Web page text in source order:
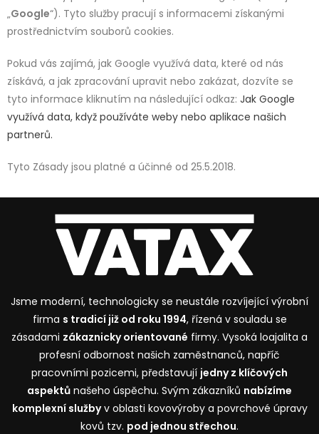
„Google“). Tyto služby pracují s informacemi získanými
prostřednictvím souborů cookies.
Pokud vás zajímá, jak Google využívá data, které od nás
získává, a jak zpracování upravit nebo zakázat, dozvíte se
tyto informace kliknutím na následující odkaz: Jak Google
využívá data, když používáte weby nebo aplikace našich
partnerů.
Tyto Zásady jsou platné a účinné od 25.5.2018.
Jsme moderní, technologicky se neustále rozvíjející výrobní
firma s tradicí již od roku 1994, řízená v souladu se
zásadami zákaznicky orientované firmy. Vysoká loajalita a
profesní odbornost našich zaměstnanců, napříč
pracovními pozicemi, představují jedny z klíčových
aspektů našeho úspěchu. Svým zákazníků nabízíme
komplexní službyv oblasti kovovýroby a povrchové úpravy
kovů tzv. pod jednou střechou.